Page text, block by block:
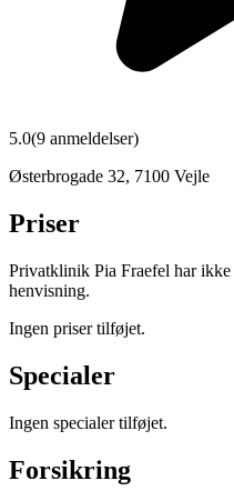
5.0(9 anmeldelser)
Østerbrogade 32, 7100 Vejle
Priser
Privatklinik Pia Fraefel har
henvisning.
Ingen priser tilføjet.
Specialer
Ingen specialer tilføjet.
Forsikring